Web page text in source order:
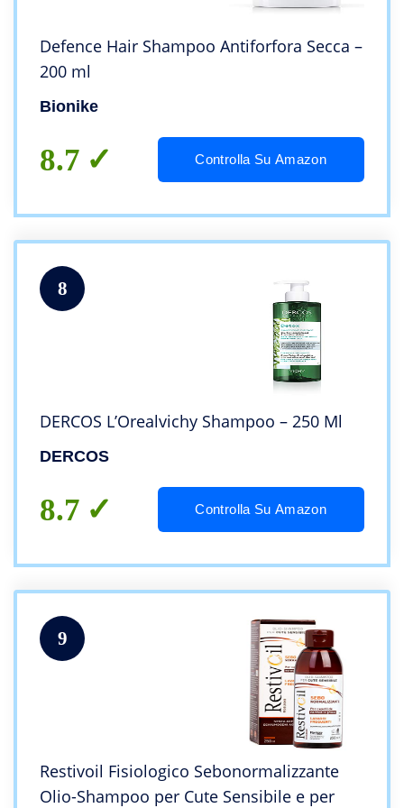
Defence Hair Shampoo Antiforfora Secca –
200 ml
Bionike
8.7 Controlla Su Amazon
8
DERCOS L’Orealvichy Shampoo – 250 Ml
DERCOS
8.7 Controlla Su Amazon
9
Restivoil Fisiologico Sebonormalizzante
Olio-Shampoo per Cute Sensibile e per